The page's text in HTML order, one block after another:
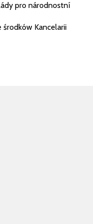
pro národnostní
Kancelarii